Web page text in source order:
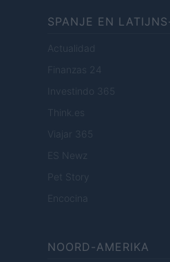
SPANJE EN
Actualidad
Finanzas 24
Investindo 365
Think.es
Viajar 365
ES Newz
Pet Story
Encocina
NOORD-AMERIKA